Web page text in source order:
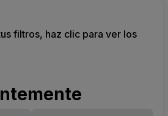
filtros, haz clic para ver los